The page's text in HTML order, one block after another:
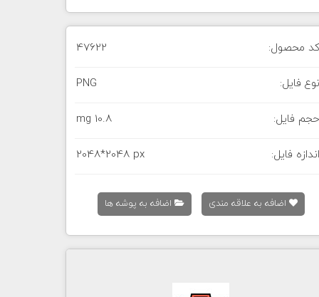
کد محصول: 47622
نوع فایل: PNG
حجم فایل: 10.8 mg
اندازه فایل: 2048*2048 px
اضافه به علاقه مندی اضافه به پوشه ها